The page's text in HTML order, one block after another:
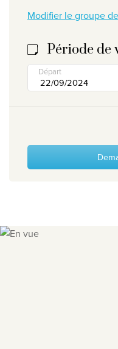
Modifier le groupe
Période de
Départ
Slide 1 of 8